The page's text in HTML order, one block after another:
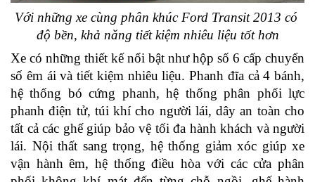
Với những xe cùng phân khúc Ford Transit 2013 có
độ bền, khả năng tiết kiệm nhiêu liệu tốt hơn
Xe có những thiết kế nổi bật như hộp số 6 cấp chuyển
số êm ái và tiết kiệm nhiêu liệu. Phanh đĩa cả 4 bánh,
hệ thống bó cứng phanh, hệ thống phân phối lực
phanh điện tử, túi khí cho người lái, dây an toàn cho
tất cả các ghế giúp bảo vệ tối đa hành khách và người
lái. Nội thất sang trọng, hệ thống giảm xóc giúp xe
vận hành êm, hệ thống điều hòa với các cửa phân